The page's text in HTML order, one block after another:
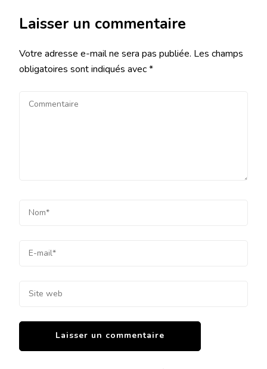
Laisser un commentaire
Votre adresse e-mail ne sera pas publiée. Les champs
obligatoires sont indiqués avec*